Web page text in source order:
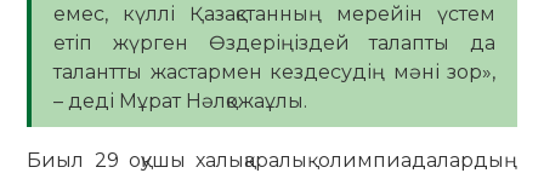
емес, күллі Қазақстанның мерейін үстем
етіп жүрген Өздеріңіздей талапты да
талантты жастармен кездесудің мәні зор»,
– деді Мұрат Нәлқожаұлы.
Биыл 29 оқушы халықаралық олимпиадалардың